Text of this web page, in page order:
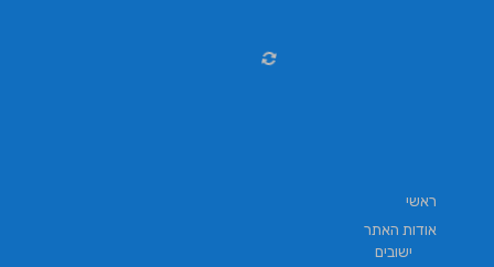
ראשי
אודות האתר
ישובים